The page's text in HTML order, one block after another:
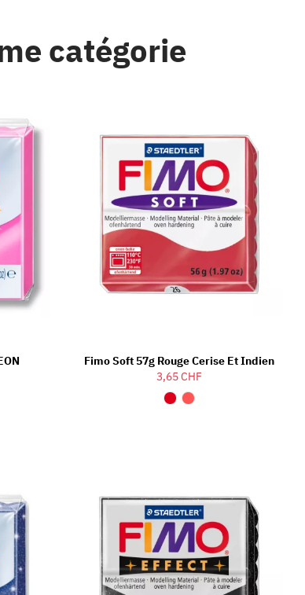
catégorie
Fimo Soft 57g Rouge Cerise Et Indien
3,65 CHF